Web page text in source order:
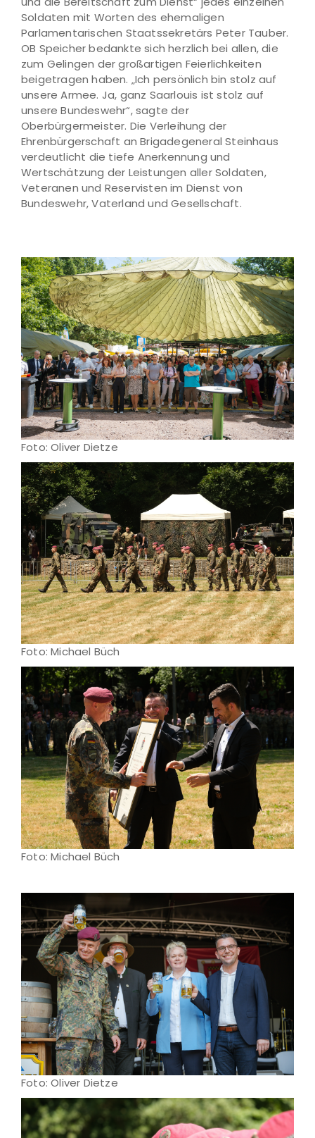
Soldaten mit Worten des ehemaligen
Parlamentarischen Staatssekretärs Peter Tauber.
OB Speicher bedankte sich herzlich bei allen, die
zum Gelingen der großartigen Feierlichkeiten
beigetragen haben. „Ich persönlich bin stolz auf
unsere Armee. Ja, ganz Saarlouis ist stolz auf
unsere Bundeswehr“, sagte der
Oberbürgermeister. Die Verleihung der
Ehrenbürgerschaft an Brigadegeneral Steinhaus
verdeutlicht die tiefe Anerkennung und
Wertschätzung der Leistungen aller Soldaten,
Veteranen und Reservisten im Dienst von
Bundeswehr, Vaterland und Gesellschaft.
Foto: Oliver Dietze
Foto: Michael Büch
Foto: Michael Büch
Foto: Oliver Dietze